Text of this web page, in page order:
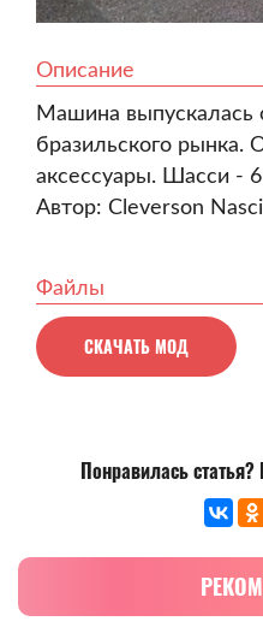
Описание
Машина выпускалась
бразильского рынка.
аксессуары. Шасси -
Автор: Cleverson
Файлы
СКАЧАТЬ МОД
Понравилась